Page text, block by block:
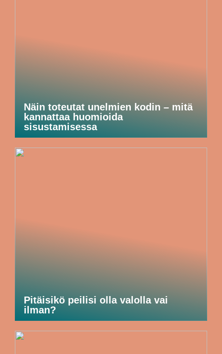
Näin toteutat unelmien kodin – mitä
kannattaa huomioida
sisustamisessa
Pitäisikö peilisi olla valolla vai
ilman?